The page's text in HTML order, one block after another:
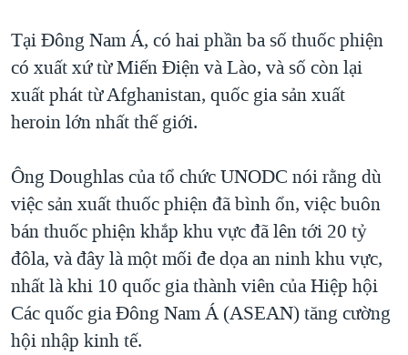
Tại Đông Nam Á, có hai phần ba số thuốc phiện
có xuất xứ từ Miến Điện và Lào, và số còn lại
xuất phát từ Afghanistan, quốc gia sản xuất
heroin lớn nhất thế giới.
Ông Doughlas của tổ chức UNODC nói rằng dù
việc sản xuất thuốc phiện đã bình ổn, việc buôn
bán thuốc phiện khắp khu vực đã lên tới 20 tỷ
đôla, và đây là một mối đe dọa an ninh khu vực,
nhất là khi 10 quốc gia thành viên của Hiệp hội
Các quốc gia Đông Nam Á (ASEAN) tăng cường
hội nhập kinh tế.